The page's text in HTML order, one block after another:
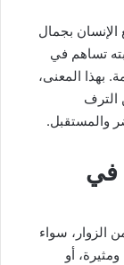
الإنسان بجمال
تساهم في
بهذا المعنى،
الترف
والمستقبل.
في
الزوار، سواء
أو